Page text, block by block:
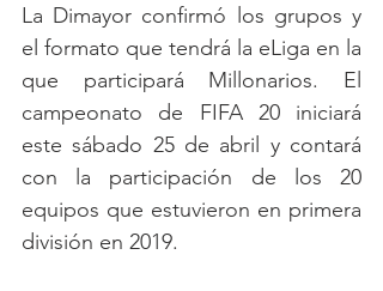
La Dimayor confirmó los grupos y
el formato que tendrá la eLiga en la
que participará Millonarios. El
campeonato de FIFA 20 iniciará
este sábado 25 de abril y contará
con la participación de los 20
equipos que estuvieron en primera
división en 2019.